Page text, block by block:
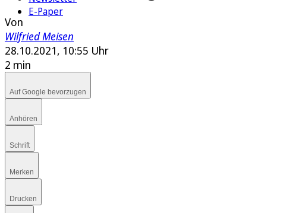
E-Paper
Von
Wilfried Meisen
28.10.2021, 10:55 Uhr
2 min
Auf Google bevorzugen
Anhören
Schrift
Merken
Drucken